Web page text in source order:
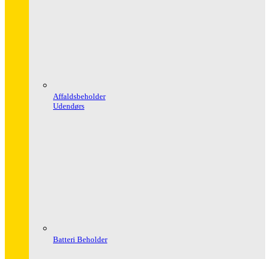
Affaldsbeholder
Udendørs
Batteri Beholder